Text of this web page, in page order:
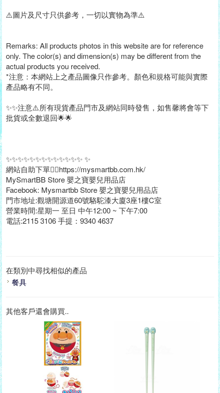
⚠️圖片及尺寸只供參考，一切以實物為準⚠️
Remarks: All products photos in this website are for reference
only. The color(s) and dimension(s) may be different from the
actual products you received.
*注意：本網站上之產品圖像只作參考。顏色和規格可能與實際
產品略有不同。
✨✨注意⚠️所有現貨產品門市及網站同時發售，如售馨將會等下
批貨或全數退回🌟🌟
✨✨✨✨✨✨✨✨✨✨✨✨✨ ✨
網站自助下單👉🏻https://mysmartbb.com.hk/
MySmartBB Store 嬰之寶嬰兒用品店
Facebook: Mysmartbb Store 嬰之寶嬰兒用品店
門市地址:觀塘開源道60號駱駝漆大廈3座1樓C室
營業時間:星期一 至日 中午12:00 ~ 下午7:00
電話:2115 3106 手提：9340 4637
在類別中尋找相似的產品
餐具
其他客戶還會購買..